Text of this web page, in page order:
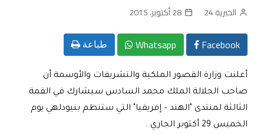
الخبرية 24 28 أكتوبر، 2015
Facebook
Whatsapp طباعة
أعلنت وزارة القصور الملكية والتشريفات والأوسمة أن
صاحب الجلالة الملك محمد السادس سيشارك في القمة
الثالثة لمنتدى "الهند – إفريقيا" التي ستنظم بنيودلهي يوم
الخميس 29 أكتوبر الجاري .